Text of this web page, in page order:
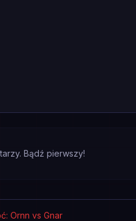
Bądź pierwszy!
Ornn vs Gnar